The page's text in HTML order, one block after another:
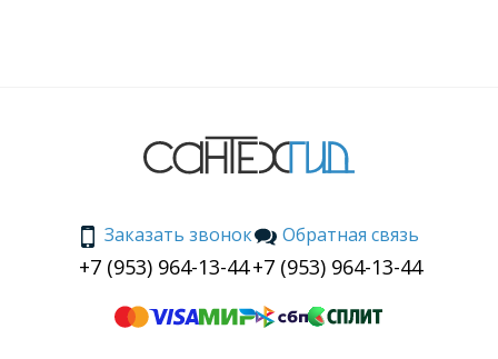
Заказать звонок
+7 (953) 964-13-44
Обратная связь
+7 (953) 964-13-44